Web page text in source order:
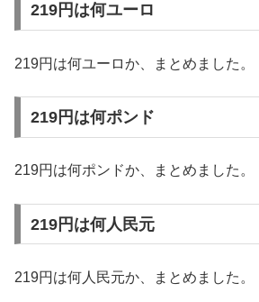
219円は何ユーロ
219円は何ユーロか、まとめました。
219円は何ポンド
219円は何ポンドか、まとめました。
219円は何人民元
219円は何人民元か、まとめました。